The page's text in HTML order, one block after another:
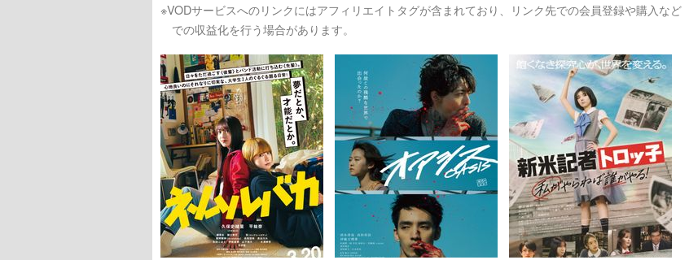
※VODサービスへのリンクにはアフィリエイトタグが含まれており、リンク先での会員登録や購入など
での収益化を行う場合があります。